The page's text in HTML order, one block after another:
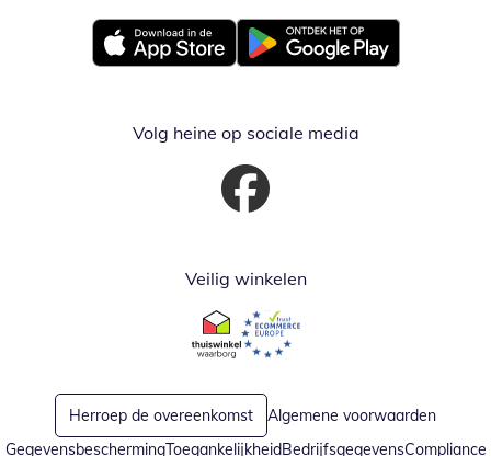
Opent in nieuw vensterOpent in nieuw venster
Volg heine op sociale media
Opent in nieuw venster
Veilig winkelen
Opent in nieuw venster
Opent in nieuw venster
Herroep de overeenkomst
Algemene voorwaarden
GegevensbeschermingToegankelijkheidBedrijfsgegevensCompliance